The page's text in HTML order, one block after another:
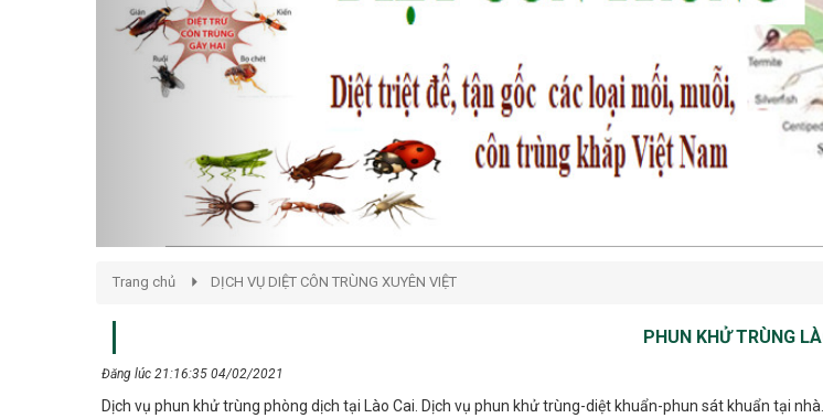
Trang chủ DỊCH VỤ DIỆT CÔN TRÙNG XUYÊN VIỆT
Dịch vụ phun khử trùng phòng dịch tại Lào Cai. Dịch vụ phun khử trùng-diệt khuẩn-phun sát khuẩn tại
nhà máy, công ty